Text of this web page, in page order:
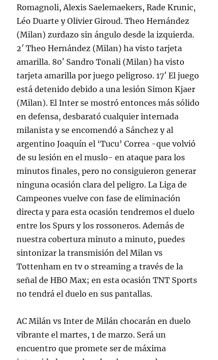
Romagnoli, Alexis Saelemaekers, Rade Krunic,
Léo Duarte y Olivier Giroud. Theo Hernández
(Milan) zurdazo sin ángulo desde la izquierda.
2′ Theo Hernández (Milan) ha visto tarjeta
amarilla. 80′ Sandro Tonali (Milan) ha visto
tarjeta amarilla por juego peligroso. 17′ El juego
está detenido debido a una lesión Simon Kjaer
(Milan). El Inter se mostró entonces más sólido
en defensa, desbarató cualquier internada
milanista y se encomendó a Sánchez y al
argentino Joaquín el ‘Tucu’ Correa -que volvió
de su lesión en el muslo- en ataque para los
minutos finales, pero no consiguieron generar
ninguna ocasión clara del peligro. La Liga de
Campeones vuelve con fase de eliminación
directa y para esta ocasión tendremos el duelo
entre los Spurs y los rossoneros. Además de
nuestra cobertura minuto a minuto, puedes
sintonizar la transmisión del Milan vs
Tottenham en tv o streaming a través de la
señal de HBO Max; en esta ocasión TNT Sports
no tendrá el duelo en sus pantallas.
AC Milán vs Inter de Milán chocarán en duelo
vibrante el martes, 1 de marzo. Será un
encuentro que promete ser de máxima